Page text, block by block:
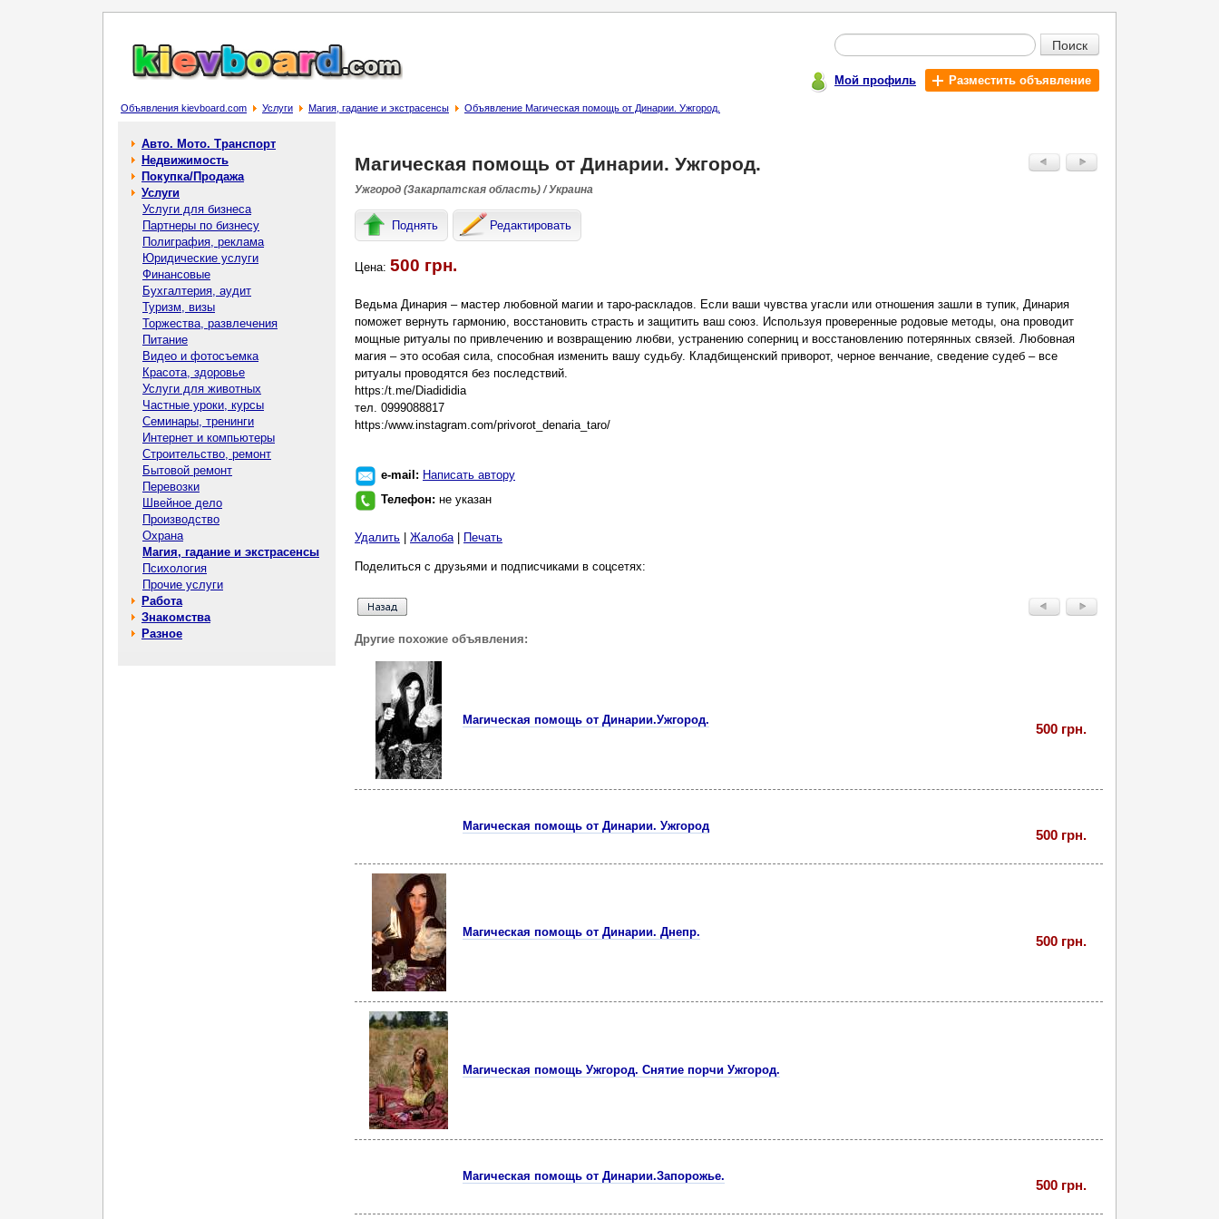
Поиск
Мой профиль Разместить объявление
Объявления kievboard.com Услуги Магия, гадание и экстрасенсы Объявление Магическая помощь от Динарии. Ужгород.
Авто. Мото. Транспорт
Недвижимость
Покупка/Продажа
Услуги
Услуги для бизнеса
Партнеры по бизнесу
Полиграфия, реклама
Юридические услуги
Финансовые
Бухгалтерия, аудит
Туризм, визы
Торжества, развлечения
Питание
Видео и фотосъемка
Красота, здоровье
Услуги для животных
Частные уроки, курсы
Семинары, тренинги
Интернет и компьютеры
Строительство, ремонт
Бытовой ремонт
Перевозки
Швейное дело
Производство
Охрана
Магия, гадание и экстрасенсы
Психология
Прочие услуги
Работа
Знакомства
Разное
Магическая помощь от Динарии. Ужгород.
Ужгород (Закарпатская область) / Украина
Поднять Редактировать
Цена: 500 грн.
Ведьма Динария – мастер любовной магии и таро-раскладов. Если ваши чувства угасли или отношения зашли в тупик, Динария
поможет вернуть гармонию, восстановить страсть и защитить ваш союз. Используя проверенные родовые методы, она проводит
мощные ритуалы по привлечению и возвращению любви, устранению соперниц и восстановлению потерянных связей. Любовная
магия – это особая сила, способная изменить вашу судьбу. Кладбищенский приворот, черное венчание, сведение судеб – все
ритуалы проводятся без последствий.
https:/t.me/Diadididia
тел. 0999088817
https:/www.instagram.com/privorot_denaria_taro/
e-mail: Написать автору
Телефон: не указан
Удалить Жалоба| Печать
Поделиться с друзьями и подписчиками в соцсетях:
Другие похожие объявления:
Магическая помощь от Динарии.Ужгород.
500 грн.
Магическая помощь от Динарии. Ужгород
500 грн.
Магическая помощь от Динарии. Днепр.
500 грн.
Магическая помощь Ужгород. Снятие порчи Ужгород.
Магическая помощь от Динарии.Запорожье.
500 грн.